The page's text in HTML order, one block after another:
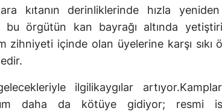
kıtanın derinliklerinde hızla
bu örgütün kan bayrağı altında
zihniyeti içinde olan üyelerine karşı sıkı
ilgilikaygılar
daha da kötüye gidiyor; resmi